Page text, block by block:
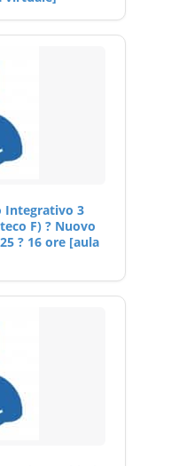
Integrativo 3
F) ? Nuovo
? 16 ore [aula